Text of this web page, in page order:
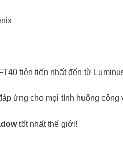
tiên tiến nhất đến từ
ứng cho mọi tình huống
tốt nhất thế giới!